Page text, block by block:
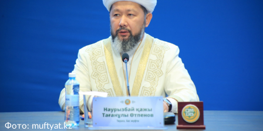
Фото: muftyat.kz